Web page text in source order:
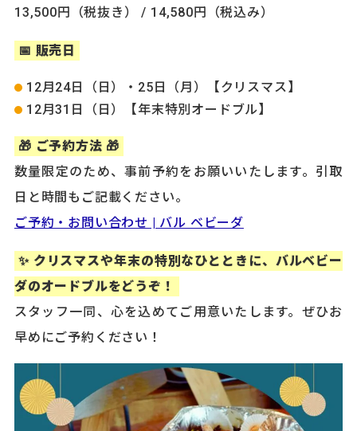
13,500円（税抜き） / 14,580円（税込み）
📅 販売日
12月24日（日）・25日（月）【クリスマス】
12月31日（日）【年末特別オードブル】
🎁 ご予約方法 🎁
数量限定のため、事前予約をお願いいたします。引取
日と時間もご記載ください。
ご予約・お問い合わせ | バル ベビーダ
✨ クリスマスや年末の特別なひとときに、バルベビー
ダのオードブルをどうぞ！
スタッフ一同、心を込めてご用意いたします。ぜひお
早めにご予約ください！